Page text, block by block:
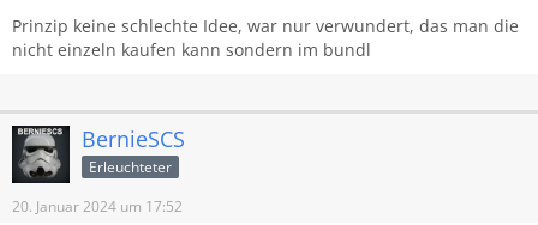
Prinzip keine schlechte Idee, war nur verwundert, das man die
nicht einzeln kaufen kann sondern im bundl
BernieSCS
Erleuchteter
20. Januar 2024 um 17:52